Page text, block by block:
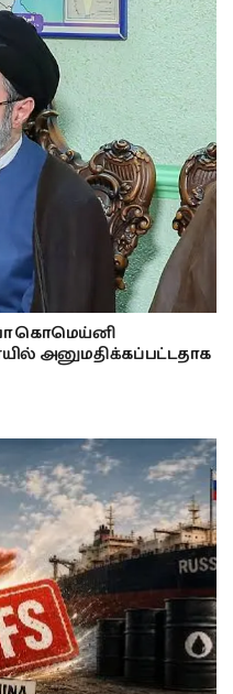
கொமெய்னி
அனுமதிக்கப்பட்டதாக